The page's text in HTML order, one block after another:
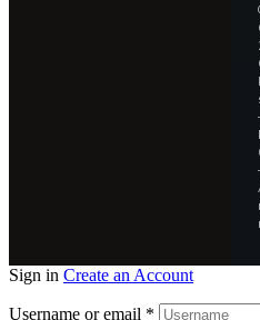
Sign in Create an Account
Username or email *